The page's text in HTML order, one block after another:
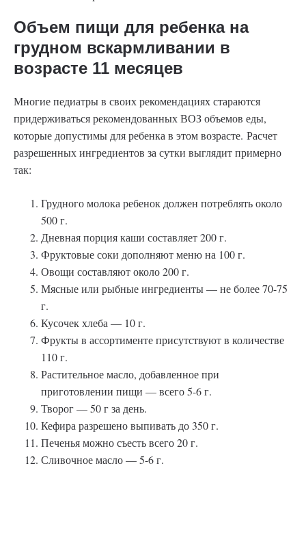
Объем пищи для ребенка на
грудном вскармливании в
возрасте 11 месяцев
Многие педиатры в своих рекомендациях стараются
придерживаться рекомендованных ВОЗ объемов еды,
которые допустимы для ребенка в этом возрасте. Расчет
разрешенных ингредиентов за сутки выглядит примерно
так:
Грудного молока ребенок должен потреблять около
500 г.
Дневная порция каши составляет 200 г.
Фруктовые соки дополняют меню на 100 г.
Овощи составляют около 200 г.
Мясные или рыбные ингредиенты — не более 70-75
г.
Кусочек хлеба — 10 г.
Фрукты в ассортименте присутствуют в количестве
110 г.
Растительное масло, добавленное при
приготовлении пищи — всего 5-6 г.
Творог — 50 г за день.
Кефира разрешено выпивать до 350 г.
Печенья можно съесть всего 20 г.
Сливочное масло — 5-6 г.